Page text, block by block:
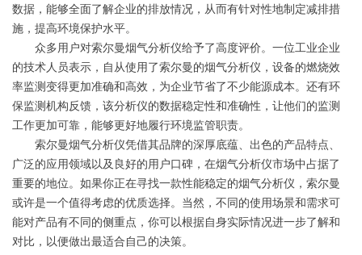
数据，能够全面了解企业的排放情况，从而有针对性地制定减排措
施，提高环境保护水平。
众多用户对索尔曼烟气分析仪给予了高度评价。一位工业企业
的技术人员表示，自从使用了索尔曼的烟气分析仪，设备的燃烧效
率监测变得更加准确和高效，为企业节省了不少能源成本。还有环
保监测机构反馈，该分析仪的数据稳定性和准确性，让他们的监测
工作更加可靠，能够更好地履行环境监管职责。
索尔曼烟气分析仪凭借其品牌的深厚底蕴、出色的产品特点、
广泛的应用领域以及良好的用户口碑，在烟气分析仪市场中占据了
重要的地位。如果你正在寻找一款性能稳定的烟气分析仪，索尔曼
或许是一个值得考虑的优质选择。当然，不同的使用场景和需求可
能对产品有不同的侧重点，你可以根据自身实际情况进一步了解和
对比，以便做出最适合自己的决策。